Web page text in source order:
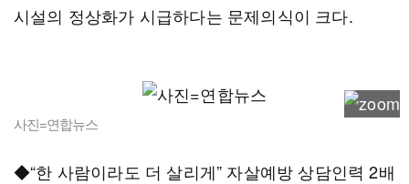
시설의 정상화가 시급하다는 문제의식이 크다.
사진=연합뉴스
◆“한 사람이라도 더 살리게” 자살예방 상담인력 2배